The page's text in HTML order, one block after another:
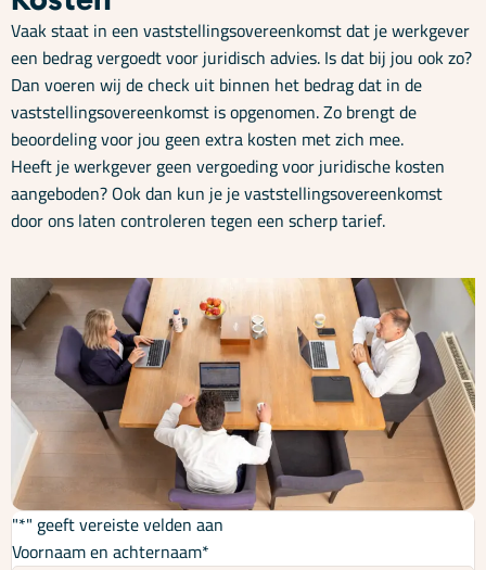
Vaak staat in een vaststellingsovereenkomst dat je werkgever
een bedrag vergoedt voor juridisch advies. Is dat bij jou ook zo?
Dan voeren wij de check uit binnen het bedrag dat in de
vaststellingsovereenkomst is opgenomen. Zo brengt de
beoordeling voor jou geen extra kosten met zich mee.
Heeft je werkgever geen vergoeding voor juridische kosten
aangeboden? Ook dan kun je je vaststellingsovereenkomst
door ons laten controleren tegen een scherp tarief.
"*" geeft vereiste velden aan
Voornaam en achternaam*